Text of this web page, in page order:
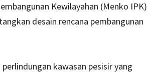
Kewilayahan (Menko IPK)
desain rencana pembangunan
kawasan pesisir yang